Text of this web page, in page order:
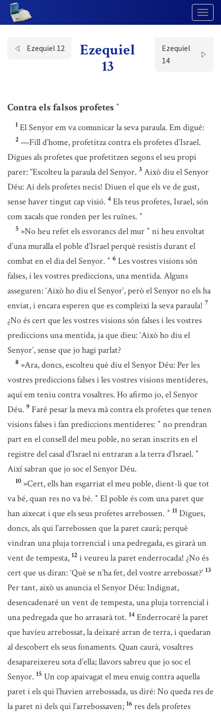
Ezequiel 12
Ezequiel
13
Ezequiel
14
Contra els falsos profetes *
1 El Senyor em va comunicar la seva paraula. Em digué:
2 —Fill d’home, profetitza contra els profetes d’Israel.
Digues als profetes que profetitzen segons el seu propi
parer: “Escolteu la paraula del Senyor. 3 Això diu el Senyor
Déu: Ai dels profetes necis! Diuen el que els ve de gust,
sense haver tingut cap visió. 4 Els teus profetes, Israel, són
com xacals que ronden per les ruïnes. *
5 »No heu refet els esvorancs del mur * ni heu envoltat
d’una muralla el poble d’Israel perquè resistís durant el
combat en el dia del Senyor. * 6 Les vostres visions són
falses, i les vostres prediccions, una mentida. Alguns
asseguren: ‘Això ho diu el Senyor’, però el Senyor no els ha
enviat, i encara esperen que es compleixi la seva paraula! 7
¿No és cert que les vostres visions són falses i les vostres
prediccions una mentida, ja que dieu: ‘Això ho diu el
Senyor’, sense que jo hagi parlat?
8 »Ara, doncs, escolteu què diu el Senyor Déu: Per les
vostres prediccions falses i les vostres visions mentideres,
aquí em teniu contra vosaltres. Ho afirmo jo, el Senyor
Déu. 9 Faré pesar la meva mà contra els profetes que tenen
visions falses i fan prediccions mentideres: * no prendran
part en el consell del meu poble, no seran inscrits en el
registre del casal d’Israel ni entraran a la terra d’Israel. *
Així sabran que jo soc el Senyor Déu.
10 »Cert, ells han esgarriat el meu poble, dient-li que tot
va bé, quan res no va bé. * El poble és com una paret que
han aixecat i que els seus profetes arrebossen. * 11 Digues,
doncs, als qui l’arrebossen que la paret caurà; perquè
vindran una pluja torrencial i una pedregada, es girarà un
vent de tempesta, 12 i veureu la paret enderrocada! ¿No és
cert que us diran: ‘Què se n’ha fet, del vostre arrebossat?’ 13
Per tant, això us anuncia el Senyor Déu: Indignat,
desencadenaré un vent de tempesta, una pluja torrencial i
una pedregada que ho arrasarà tot. 14 Enderrocaré la paret
que havíeu arrebossat, la deixaré arran de terra, i quedaran
al descobert els seus fonaments. Quan caurà, vosaltres
desapareixereu sota d’ella; llavors sabreu que jo soc el
Senyor. 15 Un cop apaivagat el meu enuig contra aquella
paret i els qui l’havien arrebossada, us diré: No queda res de
la paret ni dels qui l’arrebossaven; 16 res dels profetes